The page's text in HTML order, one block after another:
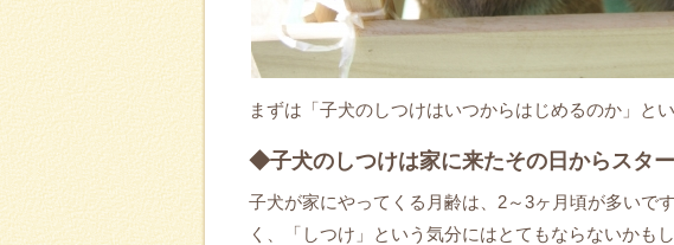
まずは「子犬のしつけはいつからはじめるのか」と
◆子犬のしつけは家に来たその日からスター
子犬が家にやってくる月齢は、2～3ヶ月頃が多いで
く、「しつけ」という気分にはとてもならないかもし